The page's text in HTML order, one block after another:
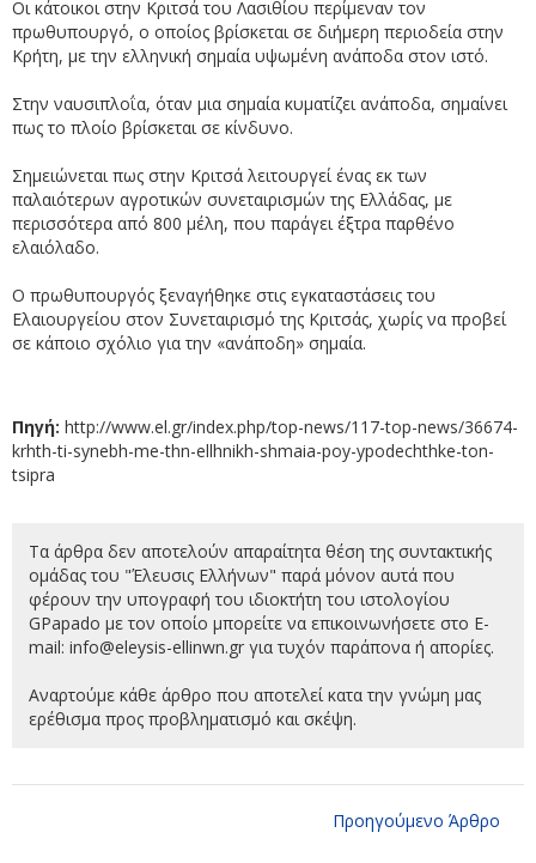
Οι κάτοικοι στην Κριτσά του Λασιθίου περίμεναν τον
πρωθυπουργό, ο οποίος βρίσκεται σε διήμερη περιοδεία στην
Κρήτη, με την ελληνική σημαία υψωμένη ανάποδα στον ιστό.
Στην ναυσιπλοΐα, όταν μια σημαία κυματίζει ανάποδα, σημαίνει
πως το πλοίο βρίσκεται σε κίνδυνο.
Σημειώνεται πως στην Κριτσά λειτουργεί ένας εκ των
παλαιότερων αγροτικών συνεταιρισμών της Ελλάδας, με
περισσότερα από 800 μέλη, που παράγει έξτρα παρθένο
ελαιόλαδο.
Ο πρωθυπουργός ξεναγήθηκε στις εγκαταστάσεις του
Ελαιουργείου στον Συνεταιρισμό της Κριτσάς, χωρίς να προβεί
σε κάποιο σχόλιο για την «ανάποδη» σημαία.
Πηγή: http://www.el.gr/index.php/top-news/117-top-news/36674-
krhth-ti-synebh-me-thn-ellhnikh-shmaia-poy-ypodechthke-ton-
tsipra
Τα άρθρα δεν αποτελούν απαραίτητα θέση της συντακτικής
ομάδας του "Έλευσις Ελλήνων" παρά μόνον αυτά που
φέρουν την υπογραφή του ιδιοκτήτη του ιστολογίου
GPapado με τον οποίο μπορείτε να επικοινωνήσετε στο E-
mail: info@eleysis-ellinwn.gr για τυχόν παράπονα ή απορίες.
Αναρτούμε κάθε άρθρο που αποτελεί κατα την γνώμη μας
ερέθισμα προς προβληματισμό και σκέψη.
Προηγούμενο Άρθρο